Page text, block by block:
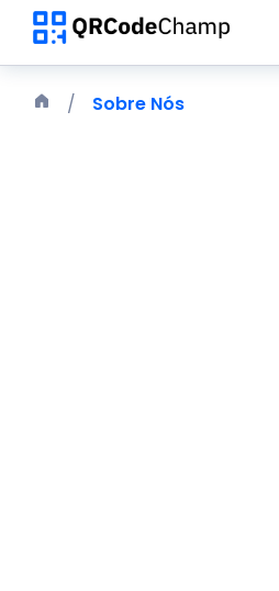
Sobre Nós